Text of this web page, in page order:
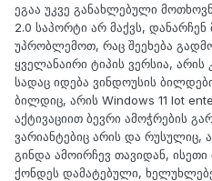
ეგაა უკვე განახლებული
2.0 საპორტი არ მაქვს, დანარჩენ
უპრობლემოთ, რაც შეეხება
ყველანაირი ტიპის ვერსია, არის
სადაც იდება ვინდოუსის
ბილდიც, არის Windows 11 Iot
აქტივაციით ბევრი ამოჭრების
ვარიანტებიც არის და
გინდა ამოირჩევ თავიდან,
ქონდეს დამატებული,